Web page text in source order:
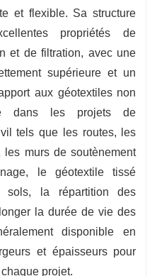
de surexcavation et
de mauvaise qualité,
travaux ordinaires.
Grades:Des tissus
(par exemple,
rouleaux : tailles de
pour s'adapter à la
projet et réduire le
et flexible. Sa structure
propriétés de
et de filtration, avec une
supérieure et un
aux géotextiles non
dans les projets de
tels que les routes, les
murs de soutènement
le géotextile tissé
sols, la répartition des
la durée de vie des
disponible en
et épaisseurs pour
projet.